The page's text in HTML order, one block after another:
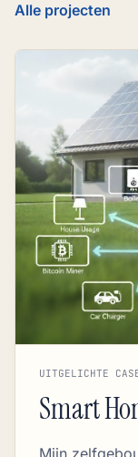
Alle projecten
UITGELICHTE
Smart